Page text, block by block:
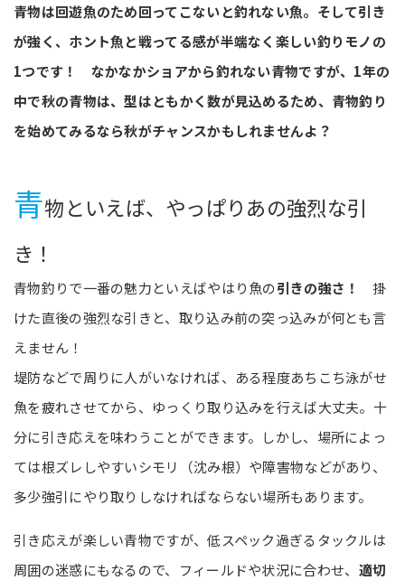
青物は回遊魚のため回ってこないと釣れない魚。そして引き
が強く、ホント魚と戦ってる感が半端なく楽しい釣りモノの
1つです！ なかなかショアから釣れない青物ですが、1年の
中で秋の青物は、型はともかく数が見込めるため、青物釣り
を始めてみるなら秋がチャンスかもしれませんよ？
青物といえば、やっぱりあの強烈な引
き！
青物釣りで一番の魅力といえばやはり魚の引きの強さ！
掛
けた直後の強烈な引きと、取り込み前の突っ込みが何とも言
えません！
堤防などで周りに人がいなければ、ある程度あちこち泳がせ
魚を疲れさせてから、ゆっくり取り込みを行えば大丈夫。十
分に引き応えを味わうことができます。しかし、場所によっ
ては根ズレしやすいシモリ（沈み根）や障害物などがあり、
多少強引にやり取りしなければならない場所もあります。
引き応えが楽しい青物ですが、低スペック過ぎるタックルは
周囲の迷惑にもなるので、フィールドや状況に合わせ、 適切